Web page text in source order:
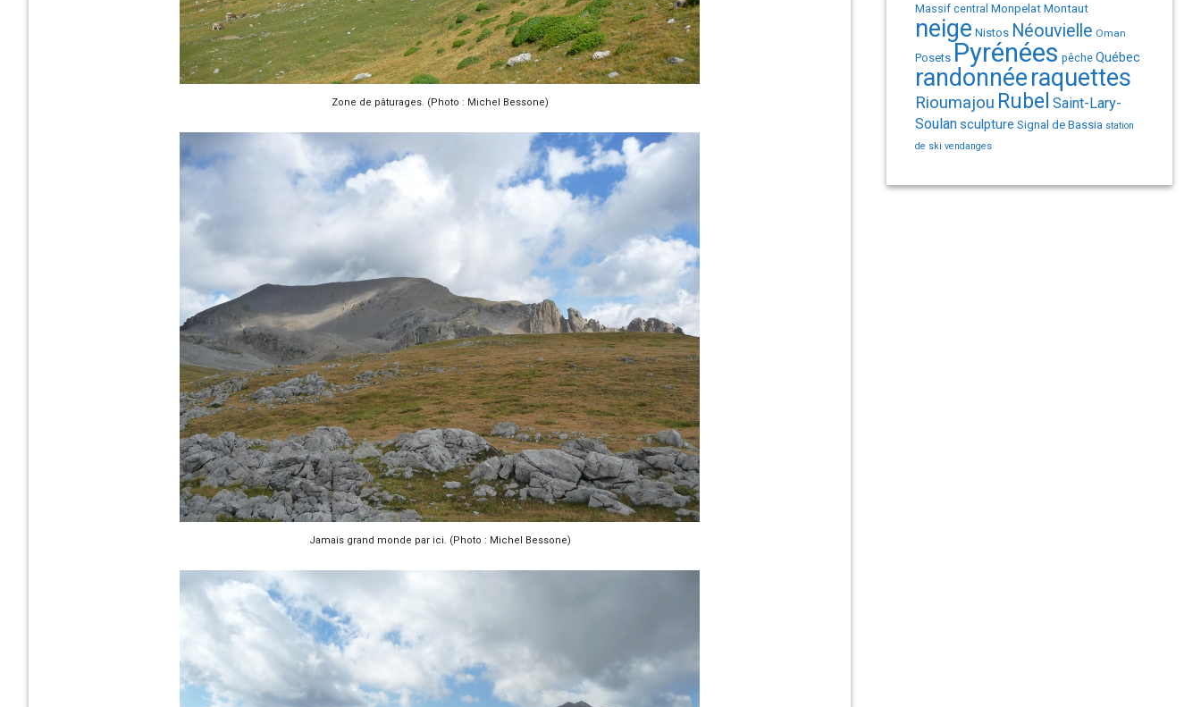
Zone de pâturages. (Photo : Michel Bessone)
Jamais grand monde par ici. (Photo : Michel Bessone)
Massif central MonpelatMontaut
neige Nistos Néouvielle Oman
Posets Pyrénées pêche Québec
randonnéeraquettes
Rioumajou Rubel Saint-Lary-
Soulansculpture Signal de Bassia station
de ski vendanges